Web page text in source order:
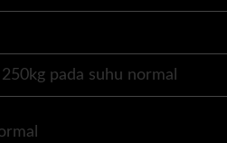
pada suhu normal